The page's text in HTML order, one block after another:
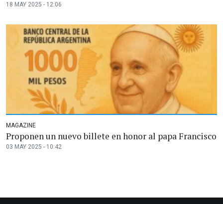
18 MAY 2025 - 12:06
MAGAZINE
Proponen un nuevo billete en honor al papa Francisco
03 MAY 2025 - 10:42